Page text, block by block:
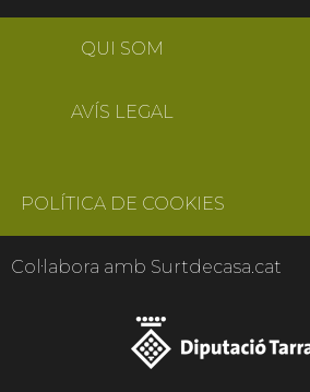
QUI SOM
AVÍS LEGAL
POLÍTICA DE COOKIES
Col·labora amb Surtdecasa.cat